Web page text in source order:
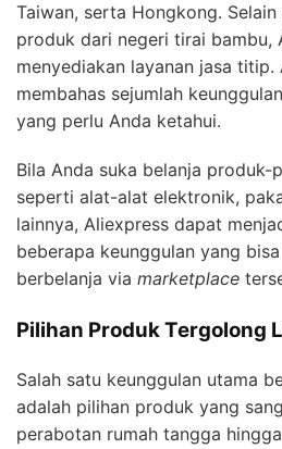
Taiwan, serta Hongkong.
produk dari negeri tirai bambu,
menyediakan layanan jasa
membahas sejumlah keunggulan
yang perlu Anda ketahui.
Bila Anda suka belanja produk-
seperti alat-alat elektronik,
lainnya, Aliexpress dapat
beberapa keunggulan yang
berbelanja via marketplace
Pilihan Produk Tergolong
Salah satu keunggulan utama
adalah pilihan produk yang
perabotan rumah tangga